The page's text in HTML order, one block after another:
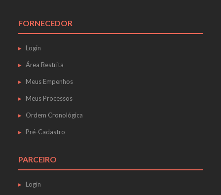
FORNECEDOR
Login
Área Restrita
Meus Empenhos
Meus Processos
Ordem Cronológica
Pré-Cadastro
PARCEIRO
Login